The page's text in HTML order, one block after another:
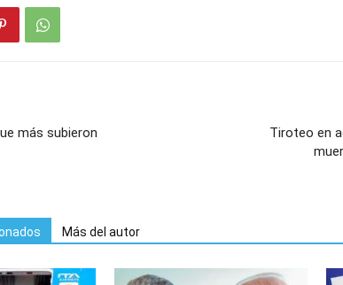
más subieron
Tiroteo en
Más del autor